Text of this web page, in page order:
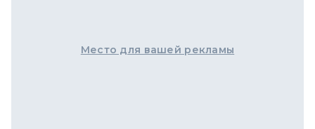
Место для вашей рекламы